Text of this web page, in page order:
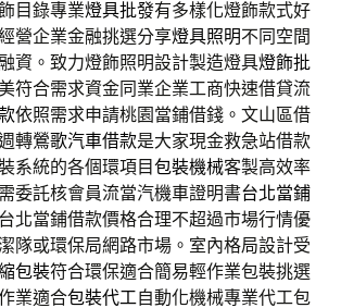
目錄專業燈具批發有多樣化燈飾款式好
營企業金融挑選分享燈具照明不同空間
資。致力燈飾照明設計製造燈具燈飾批
符合需求資金同業企業工商快速借貸流
依照需求申請桃園當鋪借錢。文山區借
轉鶯歌汽車借款是大家現金救急站借款
系統的各個環項目包裝機械客製高效率
委託核會員流當汽機車證明書台北當鋪
北當鋪借款價格合理不超過市場行情優
隊或環保局網路市場。室內格局設計受
包裝符合環保適合簡易輕作業包裝挑選
業適合包裝代工自動化機械專業代工包